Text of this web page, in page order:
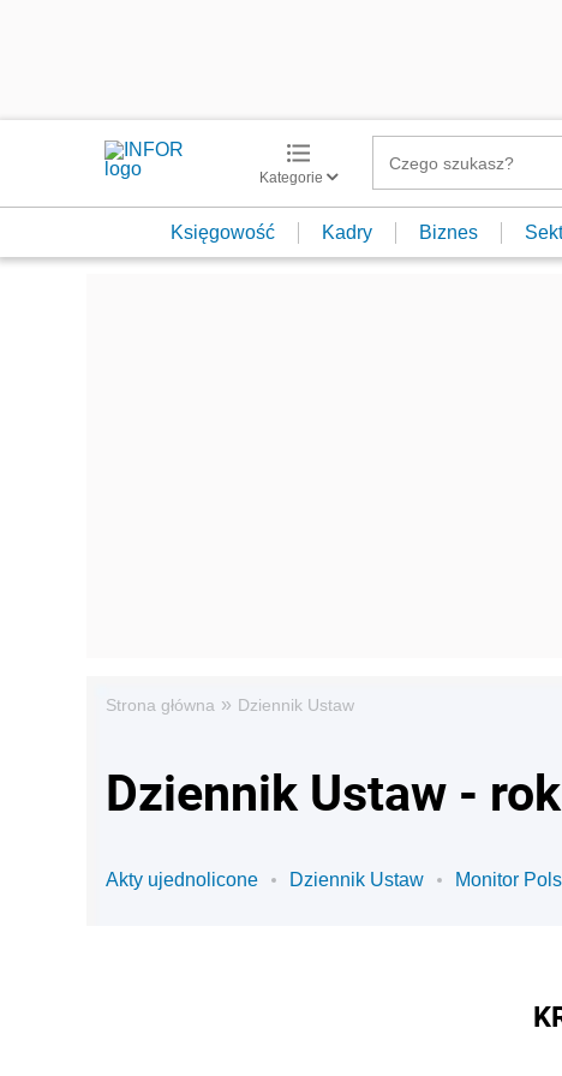
Kategorie
Księgowość Kadry Biznes
Strona główna » Dziennik Ustaw
Dziennik Ustaw -
Akty ujednolicone Dziennik Ustaw Monitor